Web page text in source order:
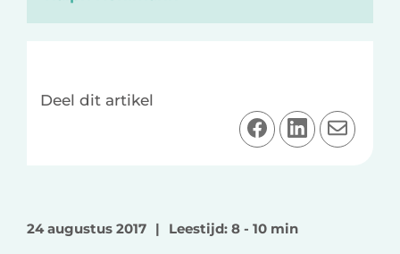
Deel dit artikel
D
e
o
D
e
D
e
24 augustus 2017 | Leestijd: 8 - 10 min